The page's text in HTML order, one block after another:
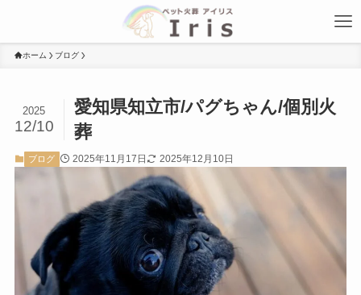
ホーム ブログ
愛知県知立市/パグちゃん/個別火
葬
2025
12/10
ブログ 2025年11月17日 2025年12月10日